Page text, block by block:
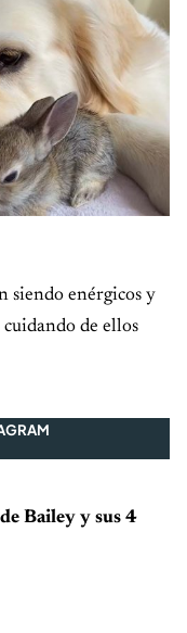
siendo enérgicos y
de ellos
Bailey y sus 4